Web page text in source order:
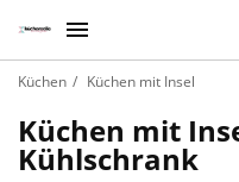
Küchen Küchen mit Insel
Küchen mit
Kühlschrank